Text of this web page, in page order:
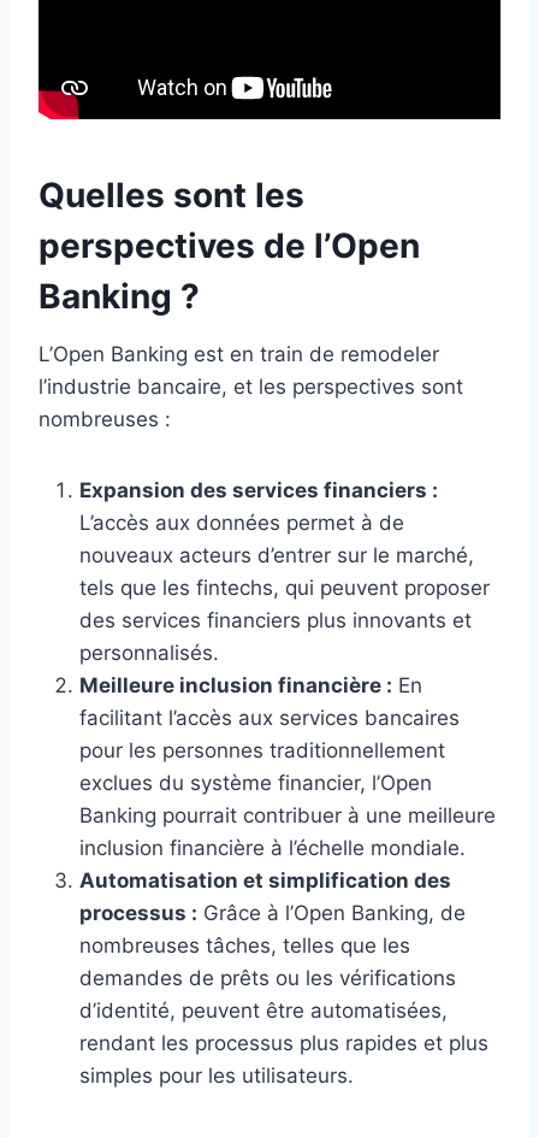
Quelles sont les
perspectives de l’Open
Banking ?
L’Open Banking est en train de remodeler
l’industrie bancaire, et les perspectives sont
nombreuses :
Expansion des services financiers :
L’accès aux données permet à de
nouveaux acteurs d’entrer sur le marché,
tels que les fintechs, qui peuvent proposer
des services financiers plus innovants et
personnalisés.
Meilleure inclusion financière : En
facilitant l’accès aux services bancaires
pour les personnes traditionnellement
exclues du système financier, l’Open
Banking pourrait contribuer à une meilleure
inclusion financière à l’échelle mondiale.
Automatisation et simplification des
processus : Grâce à l’Open Banking, de
nombreuses tâches, telles que les
demandes de prêts ou les vérifications
d’identité, peuvent être automatisées,
rendant les processus plus rapides et plus
simples pour les utilisateurs.